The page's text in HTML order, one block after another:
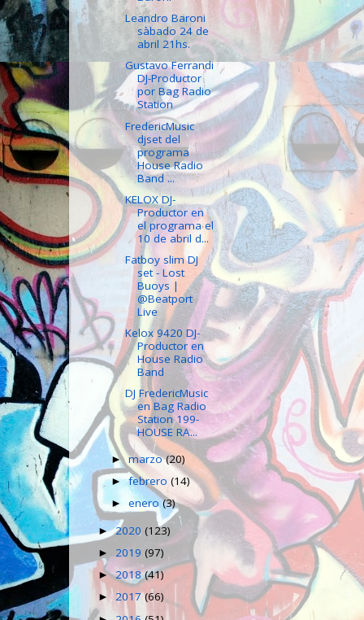
Leandro Baroni
sàbado 24 de
abril 21hs.
Gustavo Ferrandi
DJ-Productor
por Bag Radio
Station
FredericMusic
djset del
programa
House Radio
Band ...
KELOX DJ-
Productor en
el programa el
10 de abril d...
Fatboy slim DJ
set - Lost
Buoys |
@Beatport
Live
Kelox 9420 DJ-
Productor en
House Radio
Band
DJ FredericMusic
en Bag Radio
Station 199-
HOUSE RA...
►marzo(20)
►febrero(14)
►enero(3)
►2020 (123)
► 2019 (97)
►2018(41)
► 2017(66)